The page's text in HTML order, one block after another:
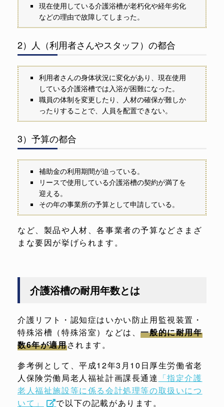
現在使用している介護浴槽が老朽化や経年劣化
などの理由で故障してしまった。
2）人（利用者さんやスタッフ）の都合
利用者さんの身体状況に変化があり、現在使用
している介護浴槽では入浴が困難になった。
職員の体制を変更したり、人材の確保が難しか
ったりすることで、人員を配置できない。
3）予算の都合
補助金の利用期間が迫っている。
リースで使用している介護浴槽の契約が満了を
迎える。
その年の事業所の予算として申請している。
など、製品や人材、各事業者の予算などさまざ
まな要因が挙げられます。
介護浴槽の耐用年数とは
介護リフト・認知症はいかい防止用監視装置・
特殊浴槽（特殊浴室）などは、一般的に耐用年
数6年が適用されます。
参考例として、平成12年3月10日厚生労働省老
人保険労働局老人福祉計画課長通達 「指定介護
老人福祉施設等に係る会計処理等の取扱いにつ
いて」
で以下の記載があります。